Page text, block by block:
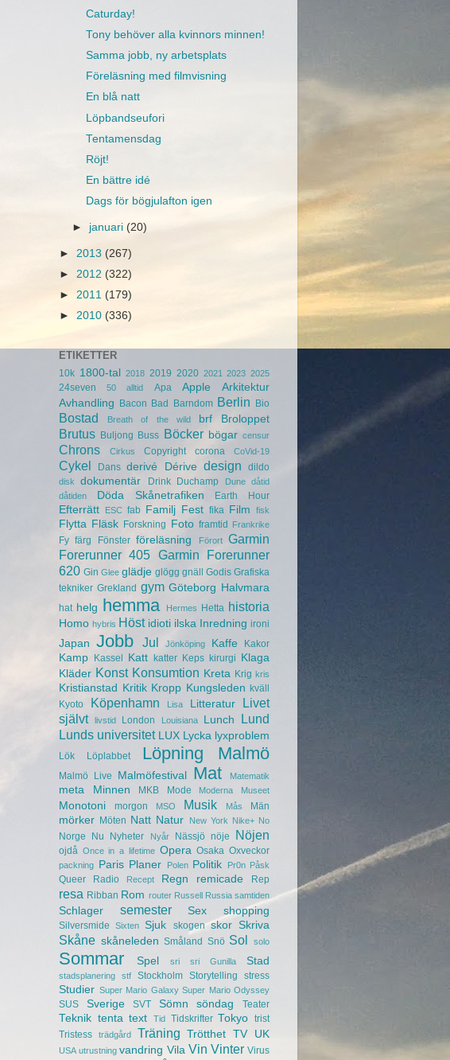
Caturday!
Tony behöver alla kvinnors minnen!
Samma jobb, ny arbetsplats
Föreläsning med filmvisning
En blå natt
Löpbandseufori
Tentamensdag
Röjt!
En bättre idé
Dags för bögjulafton igen
► januari(20)
► 2013 (267)
► 2012 (322)
► 2011 (179)
► 2010 (336)
ETIKETTER
10k 1800-tal 2018 2019 2020 2021 2023 2025
24seven 50 alltid Apa Apple
Arkitektur
Avhandling
Bacon Bad Barndom Berlin Bio
Bostad Breath of the wild brf Broloppet
Brutus Buljong Buss Böcker bögar censur
Chrons Cirkus Copyright corona CoVid-19
Cykel Dans derivé Dérive design dildo
disk dokumentär Drink Duchamp Dune
dåtid
dåtiden
Döda Skånetrafiken Earth Hour
Efterrätt ESC fab Familj Fest fika Film fisk
Flytta Fläsk Forskning Foto framtid Frankrike
Fy färg Fönster föreläsning Förort
Garmin
Forerunner 405 Garmin Forerunner
620 Gin Glee glädje glögg gnäll Godis Grafiska
tekniker Grekland gym Göteborg Halvmara
hat helg hemma Hermes Hetta historia
Homo hybris Höst idioti ilska Inredning ironi
Japan Jobb Jul Jönköping Kaffe Kakor
Kamp Kassel Katt katter Keps kirurgi
Klaga
Kläder Konst Konsumtion Kreta Krig kris
Kristianstad Kritik Kropp Kungsleden kväll
Kyoto
Köpenhamn Lisa Litteratur
Livet
självt
livstid London Louisiana Lunch
Lund
Lunds universitet LUX Lycka lyxproblem
Lök Löplabbet Löpning Malmö
Malmö Live Malmöfestival Mat Matematik
meta Minnen MKB Mode Moderna Museet
Monotoni morgon MSO Musik Mås Män
mörker Möten Natt Natur New York Nike+ No
Norge Nu Nyheter Nyår Nässjö nöje Nöjen
ojdå Once in a lifetime Opera Osaka Oxveckor
packning Paris Planer Polen Politik Pr0n Påsk
Queer Radio Recept Regn remicade Rep
resa Ribban Rom router Russell Russia samtiden
Schlager semester Sex shopping
Silversmide Sixten Sjuk skogen skor Skriva
Skåne skåneleden Småland Snö Sol solo
Sommar Spel sri sri Gunilla Stad
stadsplanering stf Stockholm Storytelling stress
Studier Super Mario Galaxy Super Mario Odyssey
SUS Sverige SVT Sömn söndag Teater
Teknik tenta text Tid Tidskrifter Tokyo trist
Tristess
trädgård Träning Trötthet TV UK
USA utrustning vandring Vila Vin Vinter Virus